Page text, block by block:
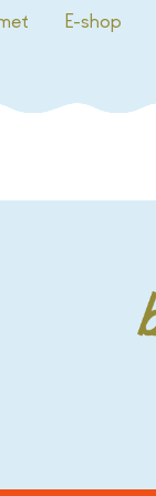
E-shop